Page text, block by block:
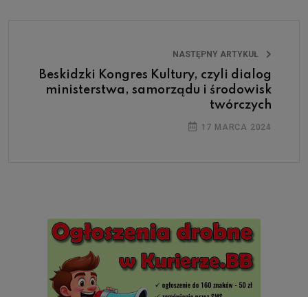
NASTĘPNY ARTYKUŁ
Beskidzki Kongres Kultury, czyli dialog
ministerstwa, samorządu i środowisk
twórczych
17 MARCA 2024